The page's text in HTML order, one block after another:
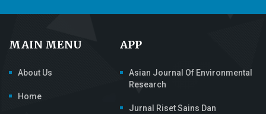
MAIN MENU
About Us
Home
APP
Asian Journal Of Environmental
Research
Jurnal Riset Sains Dan